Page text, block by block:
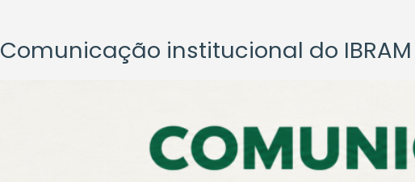
Comunicação institucional do